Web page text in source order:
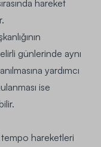
hareket
günlerinde aynı
yardımcı
ise
tempo hareketleri